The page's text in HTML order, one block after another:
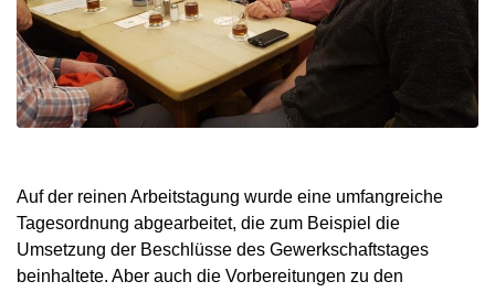
Auf der reinen Arbeitstagung wurde eine umfangreiche
Tagesordnung abgearbeitet, die zum Beispiel die
Umsetzung der Beschlüsse des Gewerkschaftstages
beinhaltete. Aber auch die Vorbereitungen zu den